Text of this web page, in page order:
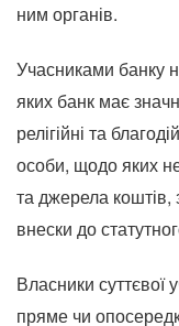
ним органів.
Учасниками банку
яких банк має
релігійні та
особи, щодо яких
та джерела коштів,
внески до
Власники суттєвої
пряме чи